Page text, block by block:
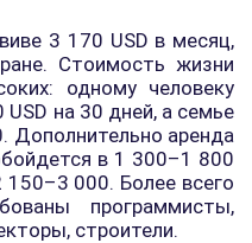
3 170 USD в месяц,
Стоимость жизни
одному человеку
на 30 дней, а семье
Дополнительно аренда
в 1 300–1 800
150–3 000. Более всего
программисты,
строители.